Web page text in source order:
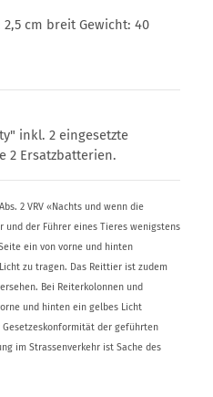
cm breit Gewicht: 40
inkl. 2 eingesetzte
2 Ersatzbatterien.
2 VRV «Nachts und wenn die
der Führer eines Tieres wenigstens
ein von vorne und hinten
zu tragen. Das Reittier ist zudem
Bei Reiterkolonnen und
und hinten ein gelbes Licht
der geführten
im Strassenverkehr ist Sache des